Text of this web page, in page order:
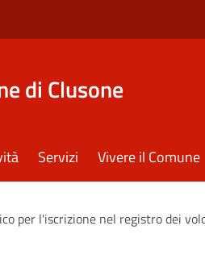
di Clusone
Servizi Vivere il Comune
per l'iscrizione nel registro dei